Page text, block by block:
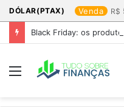
DÓLAR(PTAX) Venda
Black Friday: os
Menu